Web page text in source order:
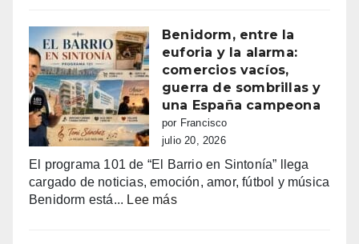
68
años
de
vida,
música
y
sueños
siguen
haciendo
Benidorm, entre la
euforia y la alarma:
comercios vacíos,
guerra de sombrillas y
una España campeona
por Francisco
julio 20, 2026
El programa 101 de “El Barrio en Sintonía” llega
cargado de noticias, emoción, amor, fútbol y música
Benidorm está... Lee más: